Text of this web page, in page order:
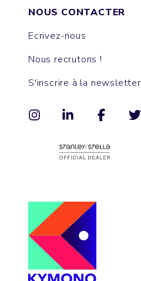
NOUS CONTACTER
Ecrivez-nous
Nous recrutons !
S'inscrire à la newsletter